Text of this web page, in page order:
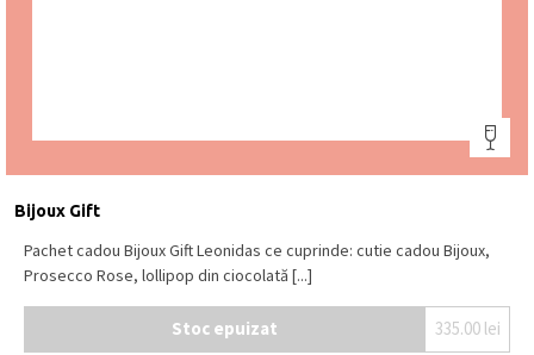
Bijoux Gift
Pachet cadou Bijoux Gift Leonidas ce cuprinde: cutie cadou Bijoux,
Prosecco Rose, lollipop din ciocolată [...]
Stoc epuizat 335.00 lei